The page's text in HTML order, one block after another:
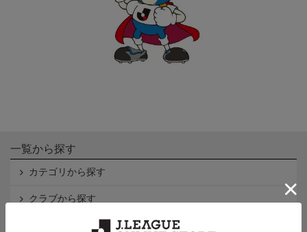
一覧から探す
カテゴリから探す
クラブから探す
Ｊ2